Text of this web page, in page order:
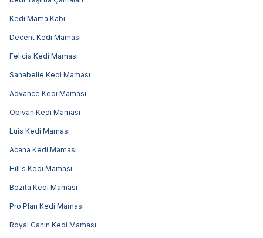
Kedi Mama Kabı
Decent Kedi Maması
Felicia Kedi Maması
Sanabelle Kedi Maması
Advance Kedi Maması
Obivan Kedi Maması
Luis Kedi Maması
Acana Kedi Maması
Hill's Kedi Maması
Bozita Kedi Maması
Pro Plan Kedi Maması
Royal Canin Kedi Maması